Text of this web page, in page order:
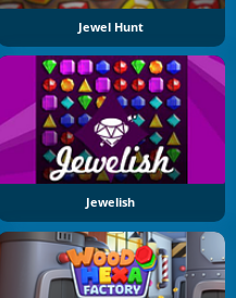
Jewel Hunt
Jewelish